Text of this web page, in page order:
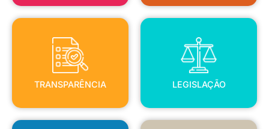
TRANSPARÊNCIA
TRANSPARÊNCIA
LEGISLAÇÃO
LEGISLAÇÃO